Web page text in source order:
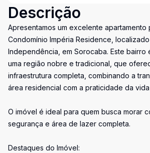
Descrição
Apresentamos um excelente apartamento
Condomínio Impéria Residence,
Independência, em Sorocaba. Este
uma região nobre e tradicional, que
infraestrutura completa, combinando a
área residencial com a praticidade da
O imóvel é ideal para quem busca morar
segurança e área de lazer completa.
Destaques do Imóvel: